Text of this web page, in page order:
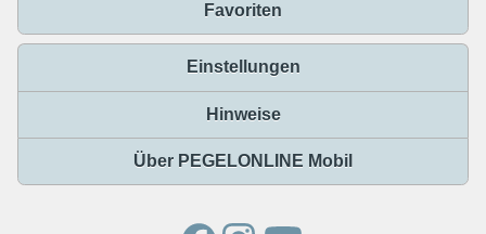
Favoriten
Einstellungen
Hinweise
Über PEGELONLINE Mobil